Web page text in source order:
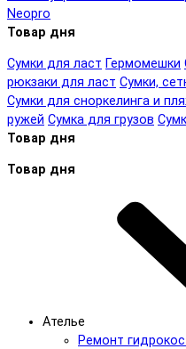
Neopro
Товар дня
Сумки для ласт Гермомешки
рюкзаки для ласт Сумки,
Сумки для сноркелинга и
ружей Сумка для грузов
Товар дня
Товар дня
Ателье
Ремонт